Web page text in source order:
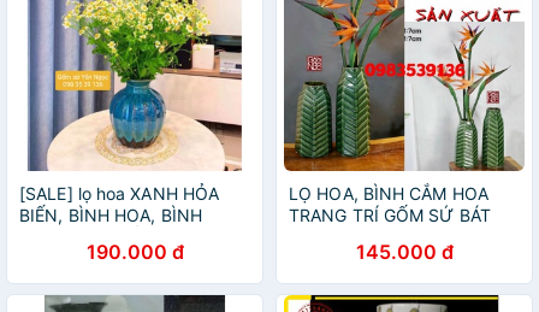
[SALE] lọ hoa XANH HỎA
BIẾN, BÌNH HOA, BÌNH
190.000 đ
LỌ HOA, BÌNH CẮM HOA
TRANG TRÍ GỐM SỨ BÁT
145.000 đ